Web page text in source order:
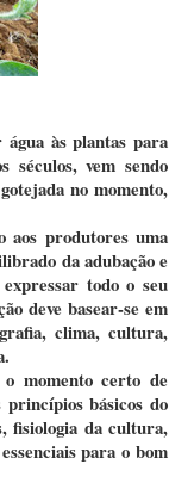
às plantas para
séculos, vem sendo
no momento,
aos produtores uma
da adubação e
todo o seu
deve basear-se em
clima, cultura,
momento certo de
básicos do
fisiologia da cultura,
para o bom